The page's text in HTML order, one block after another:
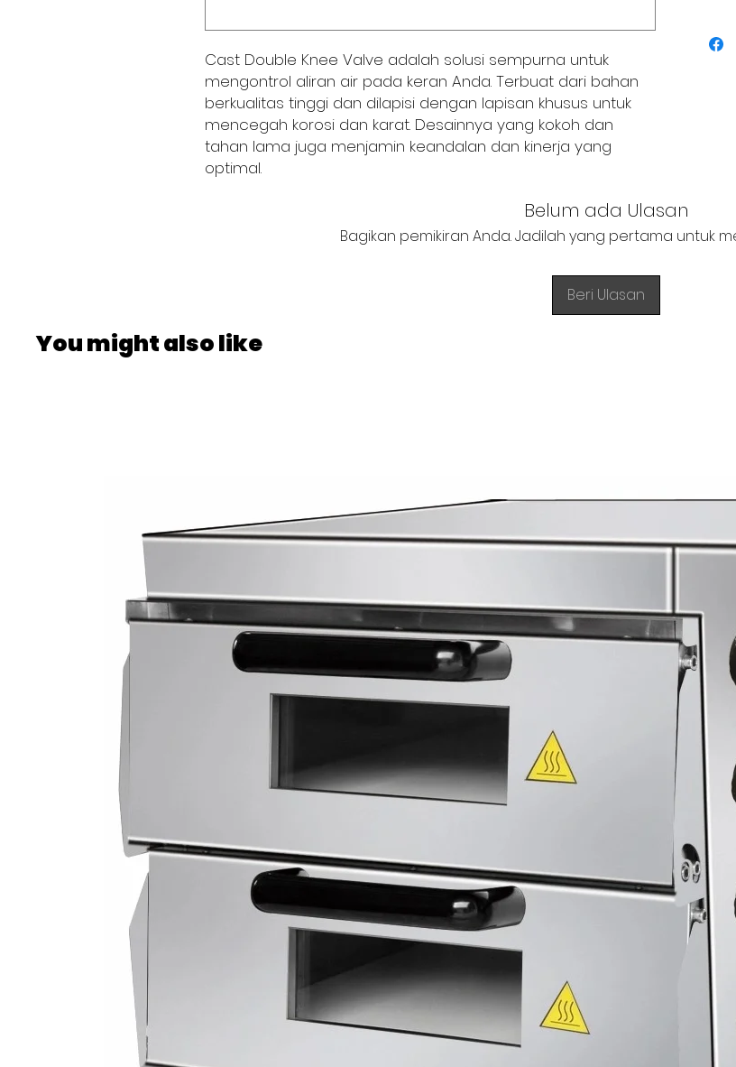
Cast Double Knee Valve adalah solusi sempurna untuk
mengontrol aliran air pada keran Anda. Terbuat dari bahan
berkualitas tinggi dan dilapisi dengan lapisan khusus untuk
mencegah korosi dan karat. Desainnya yang kokoh dan
tahan lama juga menjamin keandalan dan kinerja yang
optimal.
Belum ada Ulasan
Bagikan pemikiran Anda. Jadilah yang pertama untuk
Beri Ulasan
You might also like